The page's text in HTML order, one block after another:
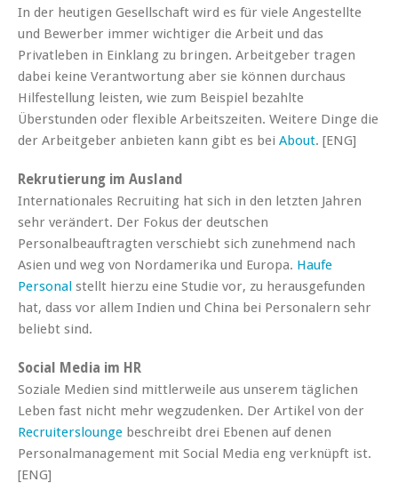
In der heutigen Gesellschaft wird es für viele Angestellte
und Bewerber immer wichtiger die Arbeit und das
Privatleben in Einklang zu bringen. Arbeitgeber tragen
dabei keine Verantwortung aber sie können durchaus
Hilfestellung leisten, wie zum Beispiel bezahlte
Überstunden oder flexible Arbeitszeiten. Weitere Dinge die
der Arbeitgeber anbieten kann gibt es bei About. [ENG]
Rekrutierung im Ausland
Internationales Recruiting hat sich in den letzten Jahren
sehr verändert. Der Fokus der deutschen
Personalbeauftragten verschiebt sich zunehmend nach
Asien und weg von Nordamerika und Europa. Haufe
Personal stellt hierzu eine Studie vor, zu herausgefunden
hat, dass vor allem Indien und China bei Personalern sehr
beliebt sind.
Social Media im HR
Soziale Medien sind mittlerweile aus unserem täglichen
Leben fast nicht mehr wegzudenken. Der Artikel von der
Recruiterslounge beschreibt drei Ebenen auf denen
Personalmanagement mit Social Media eng verknüpft ist.
[ENG]